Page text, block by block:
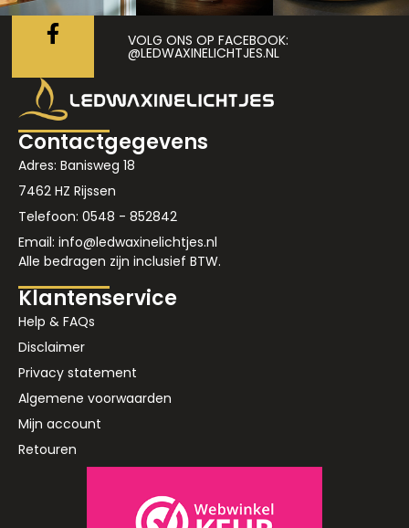
VOLG ONS OP FACEBOOK:
@LEDWAXINELICHTJES.NL
Contactgegevens
Adres: Banisweg 18
7462 HZ Rijssen
Telefoon: 0548 - 852842
Email: info@ledwaxinelichtjes.nl
Alle bedragen zijn inclusief BTW.
Klantenservice
Help & FAQs
Disclaimer
Privacy statement
Algemene voorwaarden
Mijn account
Retouren